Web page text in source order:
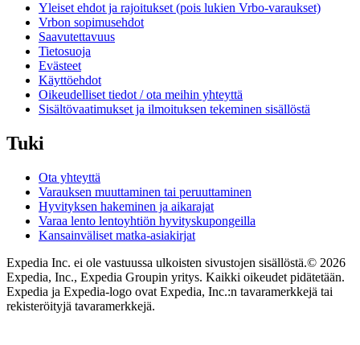
Yleiset ehdot ja rajoitukset (pois lukien Vrbo-varaukset)
Vrbon sopimusehdot
Saavutettavuus
Tietosuoja
Evästeet
Käyttöehdot
Oikeudelliset tiedot / ota meihin yhteyttä
Sisältövaatimukset ja ilmoituksen tekeminen sisällöstä
Tuki
Ota yhteyttä
Varauksen muuttaminen tai peruuttaminen
Hyvityksen hakeminen ja aikarajat
Varaa lento lentoyhtiön hyvityskupongeilla
Kansainväliset matka-asiakirjat
Expedia Inc. ei ole vastuussa ulkoisten sivustojen sisällöstä.© 2026
Expedia, Inc., Expedia Groupin yritys. Kaikki oikeudet pidätetään.
Expedia ja Expedia-logo ovat Expedia, Inc.:n tavaramerkkejä tai
rekisteröityjä tavaramerkkejä.